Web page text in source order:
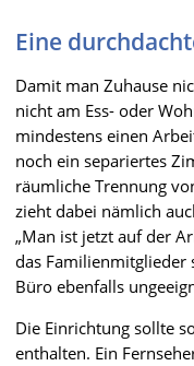
Eine
Damit man Zuhause
nicht am Ess- oder
mindestens einen
noch ein separiertes
räumliche Trennung
zieht dabei nämlich
„Man ist jetzt auf der
das Familienmitglieder
Büro ebenfalls
Die Einrichtung sollte
enthalten. Ein